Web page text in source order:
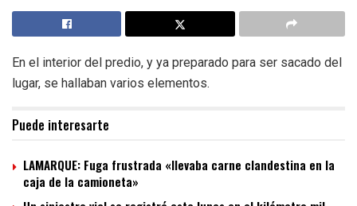
En el interior del predio, y ya preparado para ser sacado del
lugar, se hallaban varios elementos.
Puede interesarte
LAMARQUE: Fuga frustrada «llevaba carne clandestina en la
caja de la camioneta»